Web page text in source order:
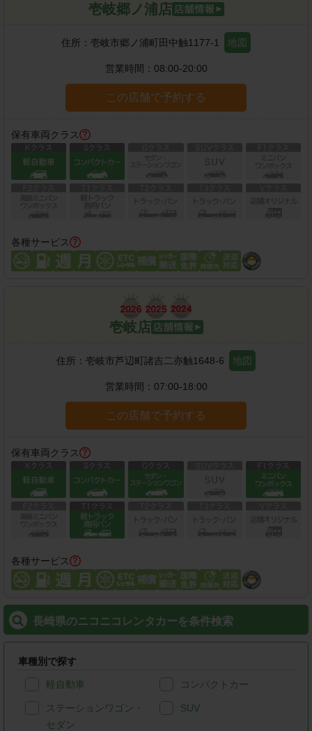
壱岐郷ノ浦店
住所： 壱岐市郷ノ浦町田中触1177-1 地図
営業時間： 08:00-20:00
この店舗で予約する
保有車両クラス
各種サービス
壱岐店
住所： 壱岐市芦辺町諸吉二亦触1648-6 地図
営業時間： 07:00-18:00
この店舗で予約する
保有車両クラス
各種サービス
長崎県のニコニコレンタカーを条件検索
車種別で探す
軽自動車 コンパクトカー
ステーションワゴン・
セダン
SUV